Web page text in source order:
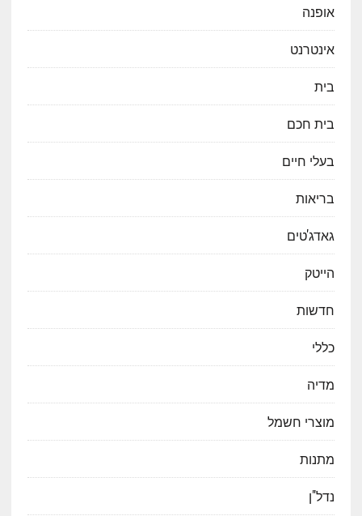
אופנה
אינטרנט
בית
בית חכם
בעלי חיים
בריאות
גאדג'טים
הייטק
חדשות
כללי
מדיה
מוצרי חשמל
מתנות
נדל"ן